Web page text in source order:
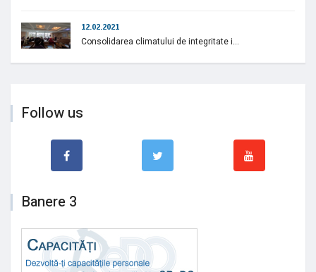
12.02.2021
Consolidarea climatului de integritate i...
Follow us
Banere 3